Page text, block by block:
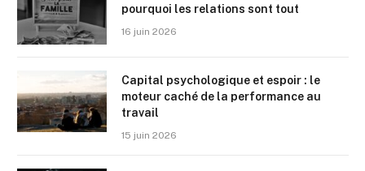
pourquoi les relations sont tout
16 juin 2026
Capital psychologique et espoir : le
moteur caché de la performance au
travail
15 juin 2026